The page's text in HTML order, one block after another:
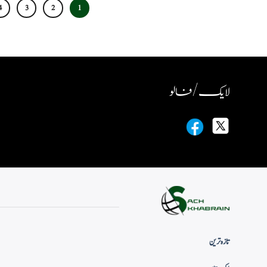
1
2
3
لایک / فالو
تازہ ترین